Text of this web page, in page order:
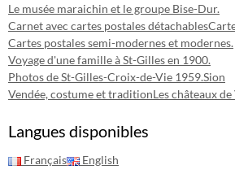
Le musée maraichin et le groupe Bise-Dur.
Carnet avec cartes postales détachables
Cartes postales semi-modernes et modernes.
Voyage d'une famille à St-Gilles en 1900.
Photos de St-Gilles-Croix-de-Vie 1959.Sion
Vendée, costume et traditionLes châteaux de
Langues disponibles
Français English